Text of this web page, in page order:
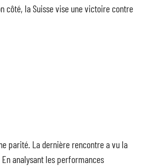
côté, la Suisse vise une victoire contre
parité. La dernière rencontre a vu la
En analysant les performances